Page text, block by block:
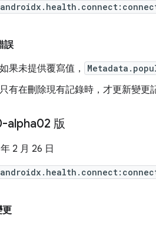
誤
如果未提供覆寫值，
只有在刪除現有記錄時，才更新變更
alpha02 版
2 月 26 日
更